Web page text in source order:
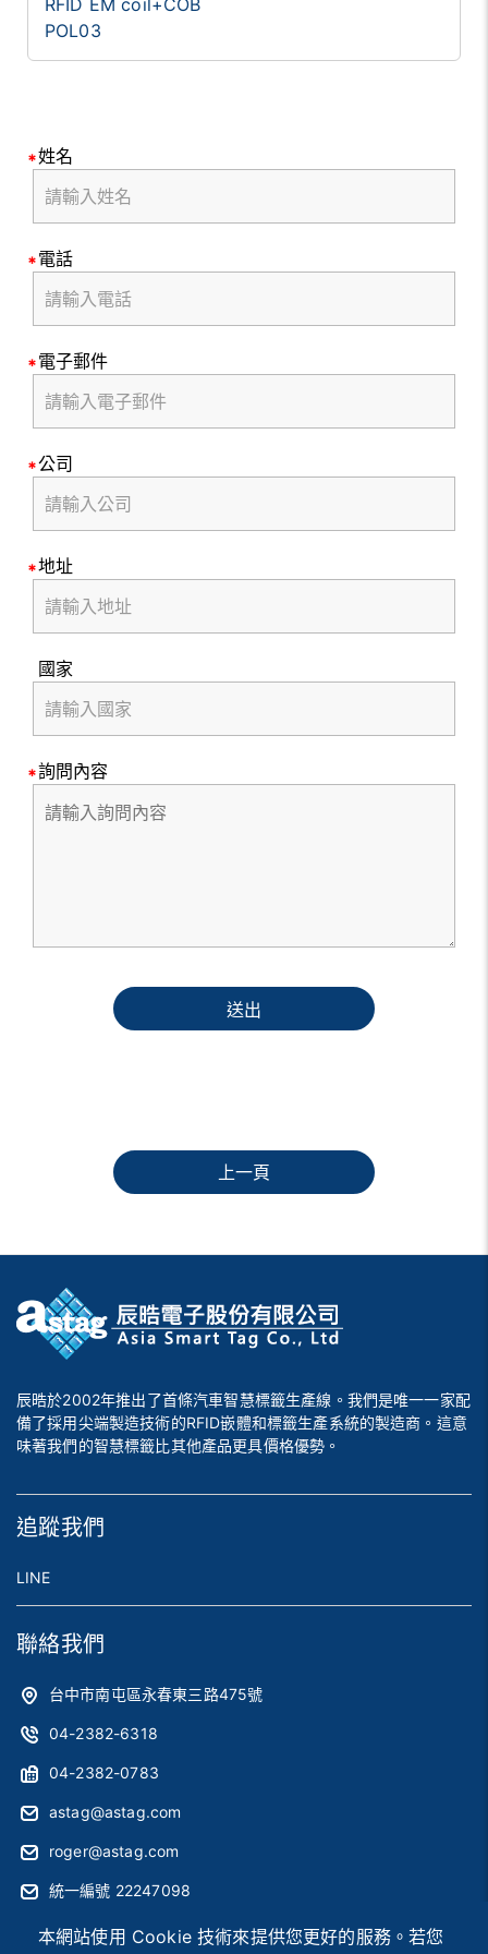
POL03
姓名
電話
電子郵件
公司
地址
國家
詢問內容
送出
上一頁
本網站使用 Cookie 技術來提供您更好的服務。若您
辰晧於2002年推出了首條汽車智慧標籤生產線。我們是唯一一家配
備了採用尖端製造技術的RFID嵌體和標籤生產系統的製造商。這意
味著我們的智慧標籤比其他產品更具價格優勢。
追蹤我們
LINE
聯絡我們
台中市南屯區永春東三路475號
04-2382-6318
04-2382-0783
astag@astag.com
roger@astag.com
統一編號 22247098